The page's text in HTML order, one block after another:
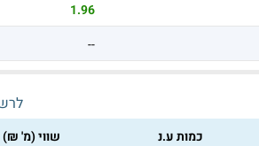
1.96
--
כמות ע.נ
שווי (מ' ₪)